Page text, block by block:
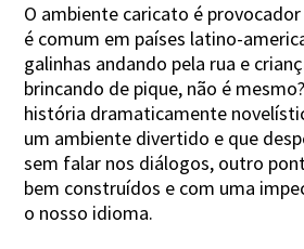
O ambiente caricato é
é comum em países latino-
galinhas andando pela rua e
brincando de pique, não é
história dramaticamente
um ambiente divertido e que
sem falar nos diálogos, outro
bem construídos e com uma
o nosso idioma.